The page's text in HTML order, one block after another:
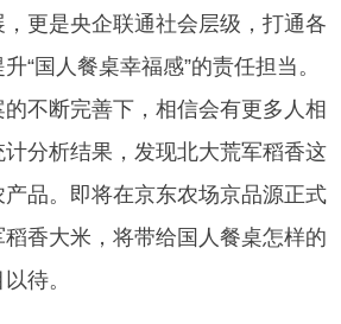
更是央企联通社会层级，打通各
“国人餐桌幸福感”的责任担当。
不断完善下，相信会有更多人相
分析结果，发现北大荒军稻香这
品。即将在京东农场京品源正式
香大米，将带给国人餐桌怎样的
待。